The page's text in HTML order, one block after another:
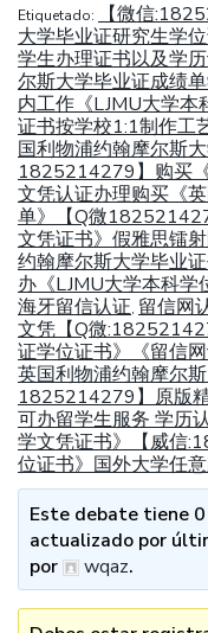
Etiquetado:
【微信
大学毕业证研究生学
学生办理证书以及学
尔斯大学毕业证成绩
内工作《LJMU大学
证书按学校1:1制作工
国利物浦约翰摩尔斯
1825214279】购买
文凭认证办理购买《
单》【Q微
文凭证书》假雅思镭
约翰摩尔斯大学毕业
办《LJMU大学本科学
海牙留信认证, 留信网
文凭【Q微
证学位证书》《留信网
英国利物浦约翰摩尔
1825214279】原版
可办留学生服务 学历
学文凭证书》【威信
位证书》国外大学任
Este debate tiene
actualizado por
por
wqaz.